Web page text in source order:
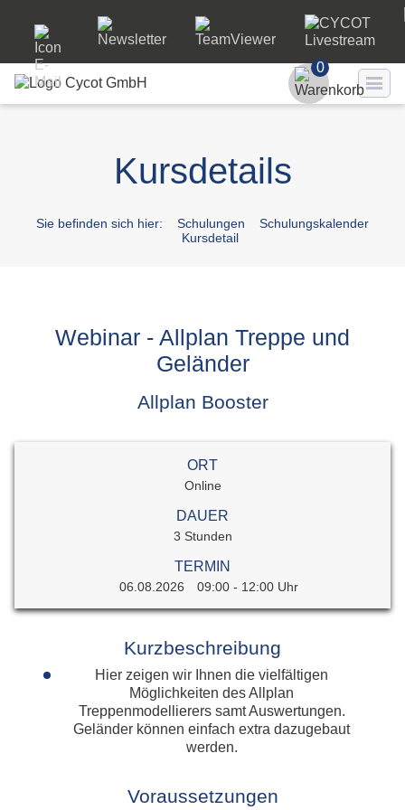
Passwort
Passwort
0
Kursdetails
Sie befinden sich hier: Schulungen
Schulungskalender
Kursdetail
Webinar - Allplan Treppe und
Geländer
Allplan Booster
ORT
Online
DAUER
3 Stunden
TERMIN
06.08.2026 09:00 - 12:00 Uhr
Kurzbeschreibung
Hier zeigen wir Ihnen die vielfältigen
Möglichkeiten des Allplan
Treppenmodellierers samt Auswertungen.
Geländer können einfach extra dazugebaut
werden.
Voraussetzungen